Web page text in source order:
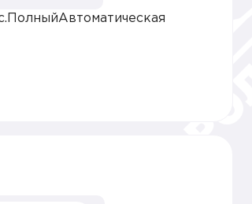
ПолныйАвтоматическая